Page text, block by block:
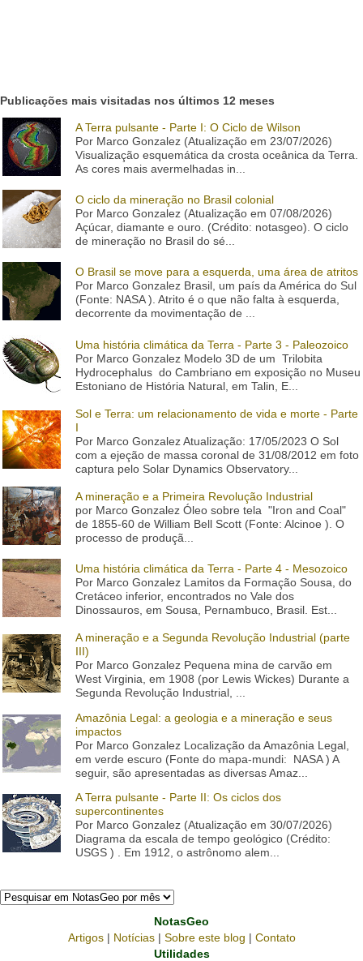
Publicações mais visitadas nos últimos 12 meses
A Terra pulsante - Parte I: O Ciclo de Wilson
Por Marco Gonzalez (Atualização em 23/07/2026)
Visualização esquemática da crosta oceânica da Terra.
As cores mais avermelhadas in...
O ciclo da mineração no Brasil colonial
Por Marco Gonzalez (Atualização em 07/08/2026)
Açúcar, diamante e ouro. (Crédito: notasgeo). O ciclo
de mineração no Brasil do sé...
O Brasil se move para a esquerda, uma área de atritos
Por Marco Gonzalez Brasil, um país da América do Sul
(Fonte: NASA ). Atrito é o que não falta à esquerda,
decorrente da movimentação de ...
Uma história climática da Terra - Parte 3 - Paleozoico
Por Marco Gonzalez Modelo 3D de um Trilobita
Hydrocephalus do Cambriano em exposição no Museu
Estoniano de História Natural, em Talin, E...
Sol e Terra: um relacionamento de vida e morte - Parte
I
Por Marco Gonzalez Atualização: 17/05/2023 O Sol
com a ejeção de massa coronal de 31/08/2012 em foto
captura pelo Solar Dynamics Observatory...
A mineração e a Primeira Revolução Industrial
por Marco Gonzalez Óleo sobre tela "Iron and Coal"
de 1855-60 de William Bell Scott (Fonte: Alcinoe ). O
processo de produçã...
Uma história climática da Terra - Parte 4 - Mesozoico
Por Marco Gonzalez Lamitos da Formação Sousa, do
Cretáceo inferior, encontrados no Vale dos
Dinossauros, em Sousa, Pernambuco, Brasil. Est...
A mineração e a Segunda Revolução Industrial (parte
III)
Por Marco Gonzalez Pequena mina de carvão em
West Virginia, em 1908 (por Lewis Wickes) Durante a
Segunda Revolução Industrial, ...
Amazônia Legal: a geologia e a mineração e seus
impactos
Por Marco Gonzalez Localização da Amazônia Legal,
em verde escuro (Fonte do mapa-mundi: NASA ) A
seguir, são apresentadas as diversas Amaz...
A Terra pulsante - Parte II: Os ciclos dos
supercontinentes
Por Marco Gonzalez (Atualização em 30/07/2026)
Diagrama da escala de tempo geológico (Crédito:
USGS ) . Em 1912, o astrônomo alem...
NotasGeo
Artigos| Notícias| Sobre este blog | Contato
Utilidades